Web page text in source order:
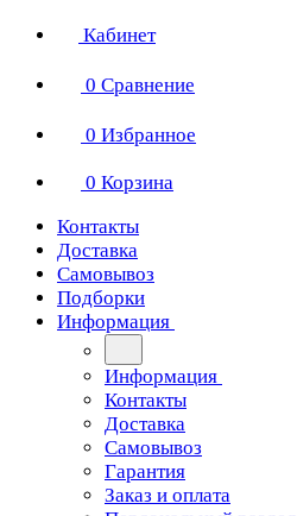
Кабинет
0 Сравнение
0 Избранное
0 Корзина
Контакты
Доставка
Самовывоз
Подборки
Информация
Информация
Контакты
Доставка
Самовывоз
Гарантия
Заказ и оплата